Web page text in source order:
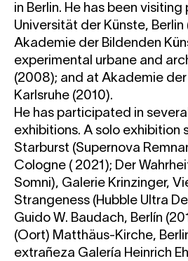
in Berlin. He has been
Universität der Künste,
Akademie der Bildenden
experimental urbane and
(2008); and at Akademie
Karlsruhe (2010).
He has participated in
exhibitions. A solo exhibition
Starburst (Supernova
Cologne ( 2021); Der
Somni), Galerie Krinzinger,
Strangeness (Hubble Ultra
Guido W. Baudach, Berlín
(Oort) Matthäus-Kirche,
extrañeza Galería Heinrich